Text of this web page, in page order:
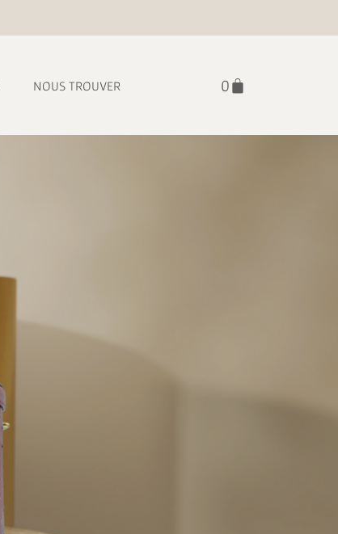
NOUS TROUVER